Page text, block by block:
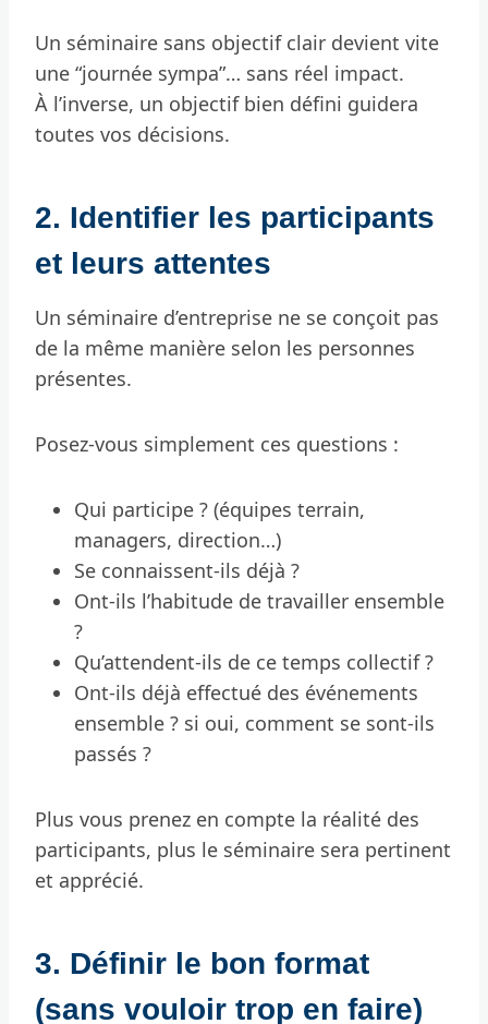
Un séminaire sans objectif clair devient vite
une “journée sympa”… sans réel impact.
À l’inverse, un objectif bien défini guidera
toutes vos décisions.
2. Identifier les participants
et leurs attentes
Un séminaire d’entreprise ne se conçoit pas
de la même manière selon les personnes
présentes.
Posez-vous simplement ces questions :
Qui participe ? (équipes terrain,
managers, direction…)
Se connaissent-ils déjà ?
Ont-ils l’habitude de travailler ensemble
?
Qu’attendent-ils de ce temps collectif ?
Ont-ils déjà effectué des événements
ensemble ? si oui, comment se sont-ils
passés ?
Plus vous prenez en compte la réalité des
participants, plus le séminaire sera pertinent
et apprécié.
3. Définir le bon format
(sans vouloir trop en faire)